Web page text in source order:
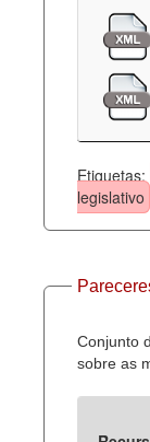
Etiquetas:
legislativo
Conjunto
sobre as